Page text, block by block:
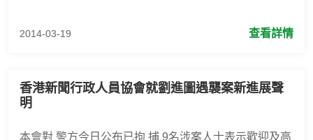
2014-03-19 查看詳情
香港新聞行政人員協會就劉進圖遇襲案新進展聲
明
本會對 警方今日公布已拘 捕 9名涉案人士表示歡迎及高